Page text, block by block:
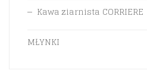
Kawa ziarnista CORRIERE
MŁYNKI